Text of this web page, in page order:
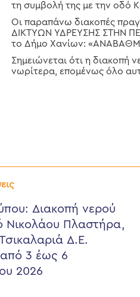
τη συμβολή της με την οδό
Οι παραπάνω διακοπές
ΔΙΚΤΥΩΝ ΥΔΡΕΥΣΗΣ ΣΤΗΝ
το Δήμο Χανίων:
Σημειώνεται ότι η διακοπή
νωρίτερα, επομένως όλο
Διακοπή νερού
Νικολάου Πλαστήρα,
Δ.Ε.
3 έως 6
2026